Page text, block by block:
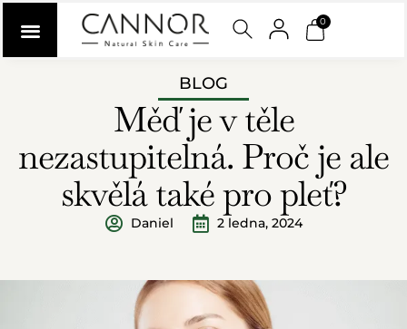
0
BLOG
Měď je v těle
nezastupitelná. Proč je ale
skvělá také pro pleť?
Daniel 2 ledna, 2024